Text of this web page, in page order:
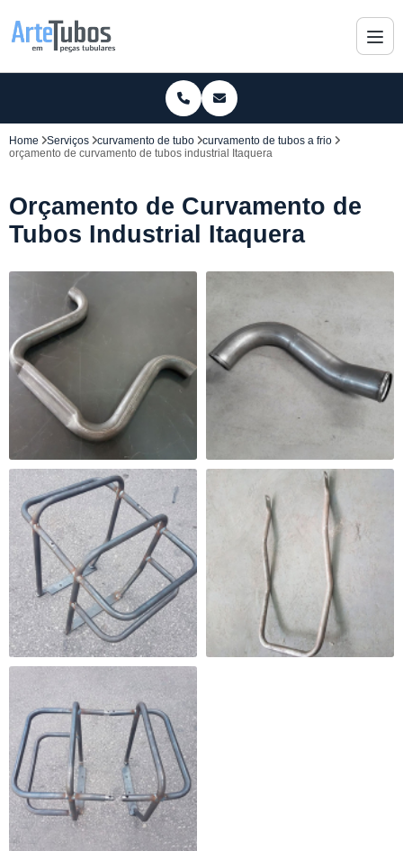
Home Serviços curvamento de tubo
curvamento de tubos a frio
orçamento de curvamento de tubos industrial Itaquera
Orçamento de Curvamento de
Tubos Industrial Itaquera